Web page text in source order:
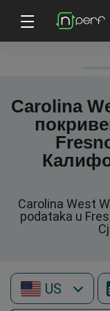
Carolina
Carolina West
podataka u
US